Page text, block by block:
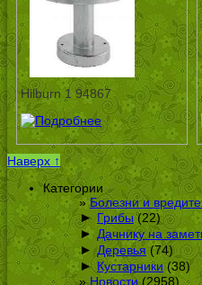
Hilburn 1 94867
Наверх ↑
Категории
Болезни и
► Грибы(22)
► Дачнику на
► Деревья (74)
► Кустарники (38)
Новости(2958)